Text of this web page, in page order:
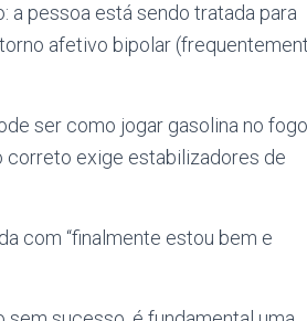
a pessoa está sendo tratada para
afetivo bipolar
ser como jogar gasolina no fogo.
correto exige estabilizadores de
com “finalmente estou bem e